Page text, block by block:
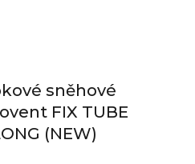
sněhové
FIX TUBE
(NEW)